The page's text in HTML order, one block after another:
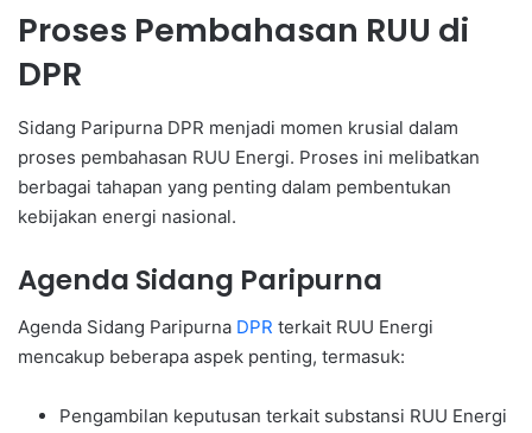
Proses Pembahasan RUU di
DPR
Sidang Paripurna DPR menjadi momen krusial dalam
proses pembahasan RUU Energi. Proses ini melibatkan
berbagai tahapan yang penting dalam pembentukan
kebijakan energi nasional.
Agenda Sidang Paripurna
Agenda Sidang Paripurna DPR terkait RUU Energi
mencakup beberapa aspek penting, termasuk:
Pengambilan keputusan terkait substansi RUU Energi